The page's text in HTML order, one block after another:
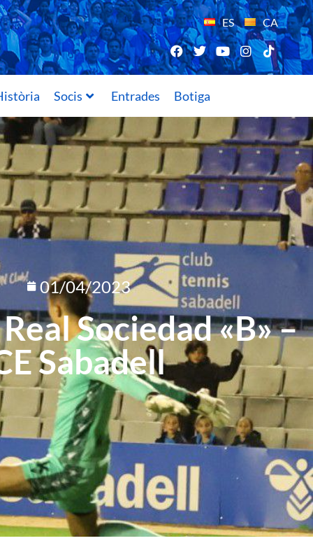
ES CA
Socis Entrades Botiga
01/04/2023
Sociedad «B» –
Sabadell